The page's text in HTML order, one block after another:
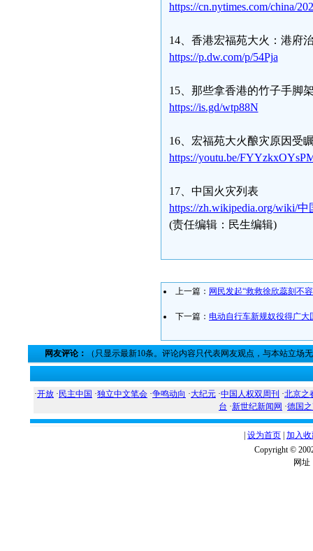
https://cn.nytimes.com/china/
14、香港宏福苑大火：港府
https://p.dw.com/p/54Pja
15、那些拿香港的竹子手脚
https://is.gd/wtp88N
16、宏福苑大火酿灾原因受
https://youtu.be/
17、中国火灾列表
https://zh.wikipedia.org/wiki/
(责任编辑：民生编辑)
上一篇： 网民发起“救救徐欣蕊刻不
下一篇： 电动自行车新规奴役得广大
网友评论： （只显示最新10条。评论内容只代表网友观点，与本站立场
·开放 · 民主中国 ·独立中文笔会 ·争鸣动向 ·大纪元 ·中国人权双周刊 ·北京之
台 ·新世纪新闻网 ·德国
设为首页 加入
Copyright ©
网址